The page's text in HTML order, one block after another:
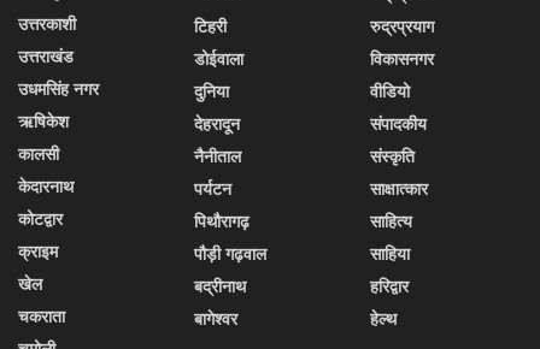
उत्तरकाशी
उत्तराखंड
उधमसिंह नगर
ऋषिकेश
कालसी
केदारनाथ
कोटद्वार
क्राइम
खेल
चकराता
टिहरी
डोईवाला
दुनिया
देहरादून
नैनीताल
पर्यटन
पिथौरागढ़
पौड़ी गढ़वाल
बद्रीनाथ
बागेश्वर
रुद्रप्रयाग
विकासनगर
वीडियो
संपादकीय
संस्कृति
साक्षात्कार
साहित्य
साहिया
हरिद्वार
हेल्थ